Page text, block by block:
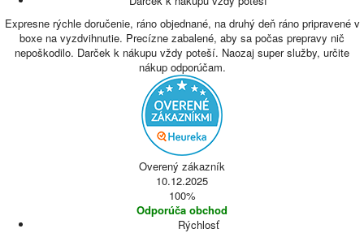
Expresne rýchle doručenie, ráno objednané, na druhý deň ráno pripravené v
boxe na vyzdvihnutie. Precízne zabalené, aby sa počas prepravy nič
nepoškodilo. Darček k nákupu vždy poteší. Naozaj super služby, určite
nákup odporúčam.
Overený zákazník
10.12.2025
100%
Odporúča obchod
Rýchlosť